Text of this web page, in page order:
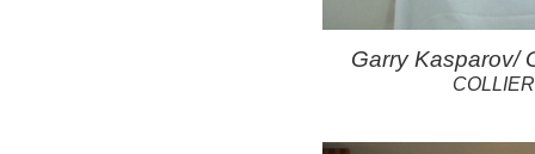
Garry Kasparov/